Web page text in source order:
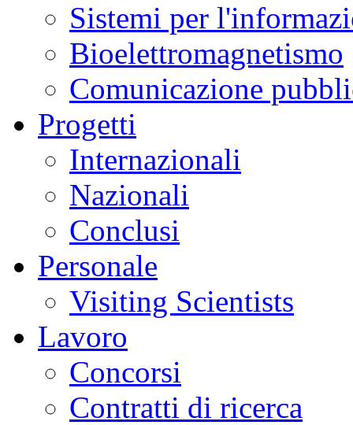
Sistemi per
Bioelettromagnetismo
Comunicazione
Progetti
Internazionali
Nazionali
Conclusi
Personale
Visiting Scientists
Lavoro
Concorsi
Contratti di ricerca